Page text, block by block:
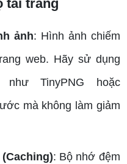
tải trang
ảnh: Hình ảnh chiếm
web. Hãy sử dụng
TinyPNG hoặc
mà không làm giảm
: Bộ nhớ đệm